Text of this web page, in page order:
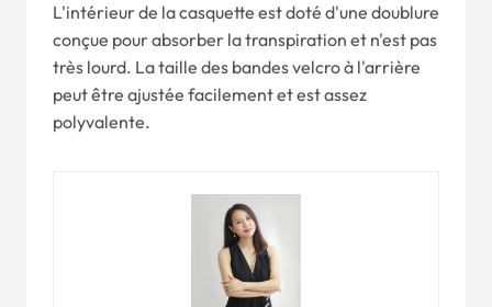
L'intérieur de la casquette est doté d'une doublure
conçue pour absorber la transpiration et n'est pas
très lourd. La taille des bandes velcro à l'arrière
peut être ajustée facilement et est assez
polyvalente.